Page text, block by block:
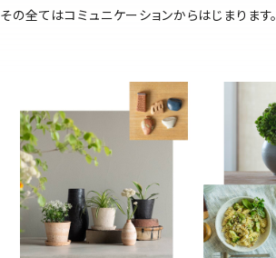
その全てはコミュニケーションからはじまります。